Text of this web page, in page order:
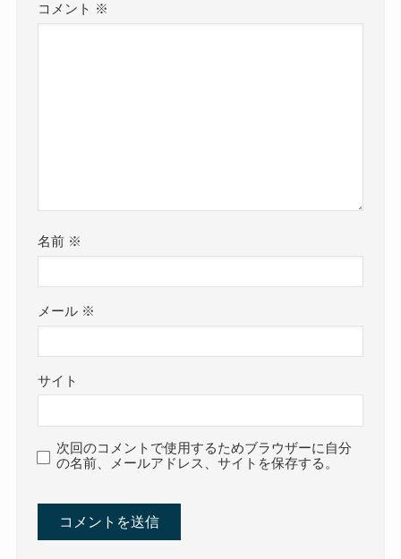
コメント ※
名前 ※
メール ※
サイト
次回のコメントで使用するためブラウザーに自分
の名前、メールアドレス、サイトを保存する。